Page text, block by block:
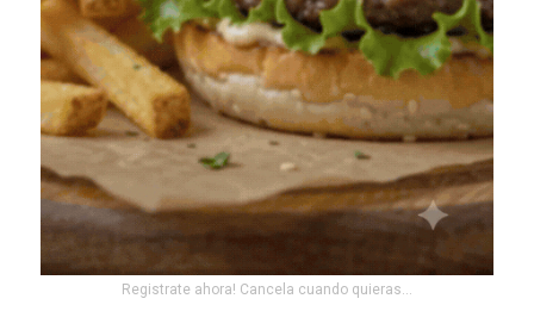
Registrate ahora! Cancela cuando quieras...